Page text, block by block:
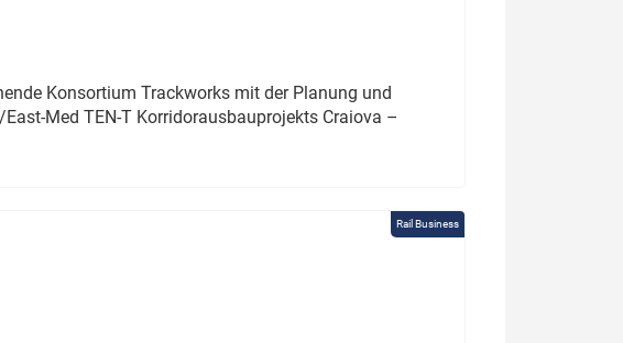
Konsortium Trackworks mit der Planung und
Med TEN-T Korridorausbauprojekts Craiova –
Rail Business